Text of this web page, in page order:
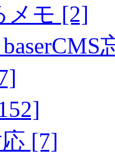
メモ [2]
[7]